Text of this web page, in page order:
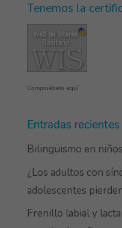
Tenemos la
Compruébelo aquí
Entradas recientes
Bilingüismo en
¿Los adultos con
adolescentes
Frenillo labial y